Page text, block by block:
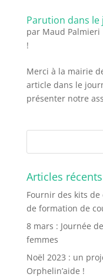
Parution dans
par Maud Palmieri
!
Merci à la mairie
article dans le
présenter notre
Articles récents
Fournir des kits
de formation de
8 mars : Journée
femmes
Noël 2023 : un
Orphelin’aide !